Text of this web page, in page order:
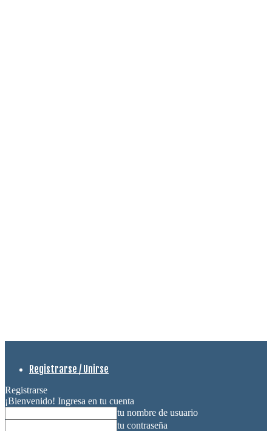
Registrarse / Unirse
Registrarse
¡Bienvenido! Ingresa en tu cuenta
tu nombre de usuario
tu contraseña